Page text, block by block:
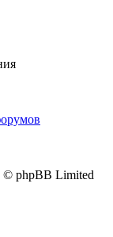
© phpBB Limited